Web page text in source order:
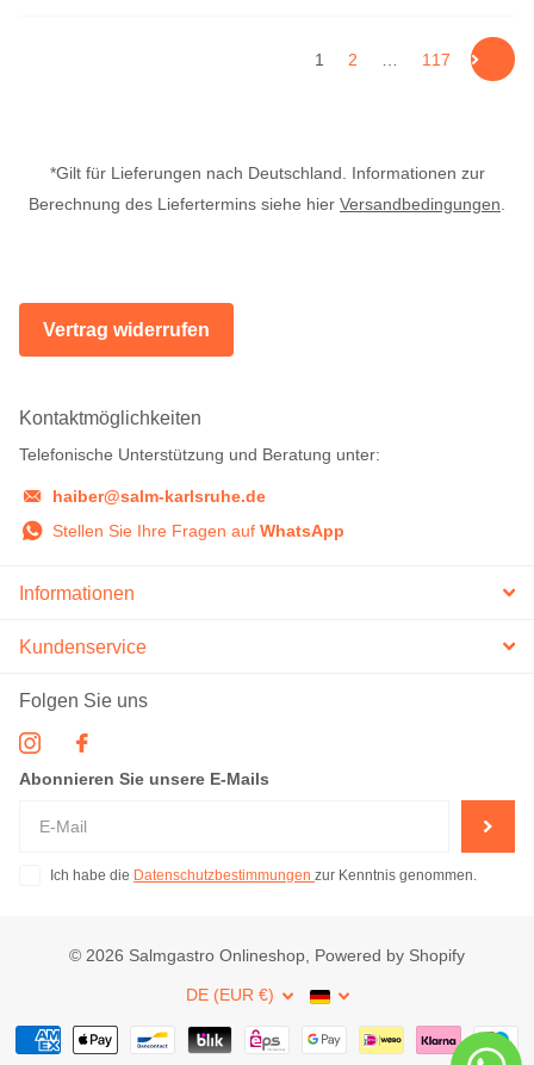
1 2 117
*Gilt für Lieferungen nach Deutschland. Informationen zur
Berechnung des Liefertermins siehe hier Versandbedingungen
Vertrag widerrufen
Kontaktmöglichkeiten
Telefonische Unterstützung und Beratung unter:
haiber@salm-karlsruhe.de
Stellen Sie Ihre Fragen auf WhatsApp
Informationen
Kundenservice
Folgen Sie uns
Abonnieren Sie unsere E-Mails
Ich habe die Datenschutzbestimmungen zur Kenntnis genommen.
© 2026 Salmgastro Onlineshop, Powered by Shopify
DE (EUR €)